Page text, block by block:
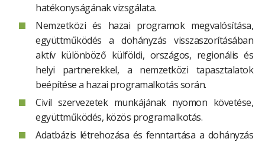
hatékonyságának vizsgálata.
Nemzetközi és hazai programok megvalósítása,
együttműködés a dohányzás visszaszorításában
aktív különböző külföldi, országos, regionális és
helyi partnerekkel, a nemzetközi tapasztalatok
beépítése a hazai programalkotás során.
Civil szervezetek munkájának nyomon követése,
együttműködés, közös programalkotás.
Adatbázis létrehozása és fenntartása a dohányzás